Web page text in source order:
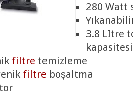
280 Watt
3.8 LItre
kapasitesi
filtre temizleme
filtre boşaltma